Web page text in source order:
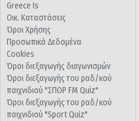
Greece Is
Οικ. Καταστάσεις
Όροι Χρήσης
Προσωπικά Δεδομένα
Cookies
Όροι διεξαγωγής διαγωνισμών
Όροι διεξαγωγής του ραδ/κού
παιχνιδιού "ΣΠΟΡ FM Quiz"
Όροι διεξαγωγής του ραδ/κού
παιχνιδιού "Sport Quiz"